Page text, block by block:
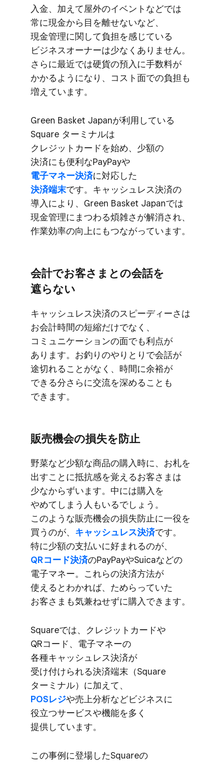
入金、​加えて​屋外の​イベントなどでは​
常に​現金から​目を​離せないなど、​
現金管理に​関して​負担を​感じている​
ビジネスオーナーは​少なく​ありません。​
さらに​最近では​硬貨の​預入に​手数料が​
かかるようになり、​コスト面での​負担も​
増えています。
Green Basket Japanが​利用している​
Square ターミナルは​
クレジットカードを​始め、​少額の​
決済にも​便利な​PayPayや
電子マネー決済に​対応した
決済端末です。​キャッシュレス決済の​
導入に​より、​Green Basket Japanでは​
現金管理に​まつわる​煩雑さが​解消され、​
作業効率の​向上に​もつながっています。
会計で​お客さまとの​会話を​
遮らない
キャッシュレス決済の​スピーディーさは​
お会計​時間の​短縮だけでなく、​
コミュニケーションの​面でも​利点が​
あります。​お釣りの​やりとりで​会話が​
途切れる​ことがなく、​時間に​余裕が​
できる​分さらに​交流を​深める​ことも​
できます。
販売機会の​損失を​防止
野菜など​少額な​商品の​購入時に、​お札を​
出すことに​抵抗感を​覚える​お客さまは​
少なからずいます。​中には​購入を​
やめてしまう​人も​いるでしょう。​
このような​販売機会の​損失防止に​一役を​
買うのが、 ​キャッシュレス決済です。​
特に​少額の​支払いに​好まれるのが、
QRコード決済の​PayPayや​Suicaなどの​
電子マネー。​これらの​決済方​法が​
使えると​わかれば、​ためらっていた​
お客さまも​気兼ねせずに​購入できます。
Squareでは、​クレジットカードや​
QRコード、​電子マネーの​
各種キャッシュレス決済が​
受け付けられる​決済端末​（Square
ターミナル）に​加えて、
POSレジや売上分析など​ビジネスに​
役立つサービスや​機能を​多く​
提供しています。
この​事例に​登場した​Squareの​